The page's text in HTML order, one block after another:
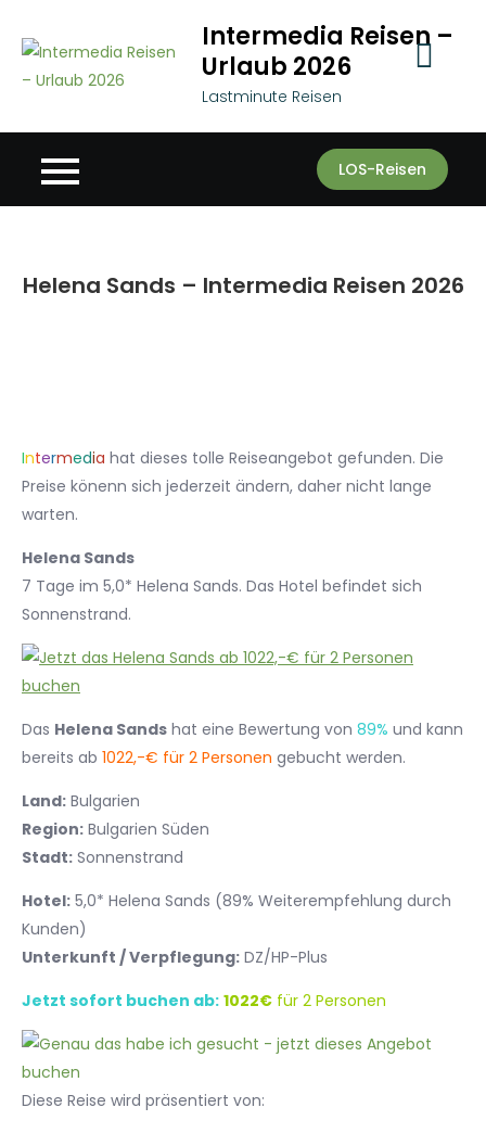
content
Intermedia Reisen –
Urlaub 2026
Lastminute Reisen
LOS-Reisen
Helena Sands – Intermedia Reisen 2026
Intermedia hat dieses tolle Reiseangebot gefunden. Die
Preise könenn sich jederzeit ändern, daher nicht lange
warten.
Helena Sands
7 Tage im 5,0* Helena Sands. Das Hotel befindet sich
Sonnenstrand.
Das Helena Sands hat eine Bewertung von 89% und kann
bereits ab 1022,-€ für 2 Personen gebucht werden.
Land: Bulgarien
Region: Bulgarien Süden
Stadt: Sonnenstrand
Hotel: 5,0* Helena Sands (89% Weiterempfehlung durch
Kunden)
Unterkunft / Verpflegung: DZ/HP-Plus
Jetzt sofort buchen ab: 1022€ für 2 Personen
Diese Reise wird präsentiert von: